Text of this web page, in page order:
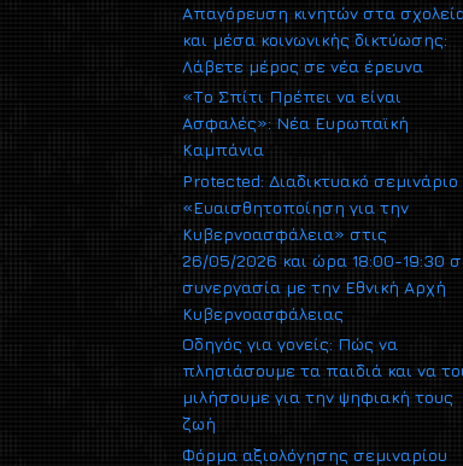
Απαγόρευση κινητών στα
και μέσα κοινωνικής δικτύωσης:
Λάβετε μέρος σε νέα έρευνα
«Το Σπίτι Πρέπει να είναι
Ασφαλές»: Νέα Ευρωπαϊκή
Καμπάνια
Protected: Διαδικτυακό σεμινάριο
«Ευαισθητοποίηση για την
Κυβερνοασφάλεια» στις
26/05/2026 και ώρα 18:00-19:30
συνεργασία με την Εθνική Αρχή
Κυβερνοασφάλειας
Οδηγός για γονείς: Πώς να
πλησιάσουμε τα παιδιά και να
μιλήσουμε για την ψηφιακή τους
ζωή
Φόρμα αξιολόγησης σεμιναρίου